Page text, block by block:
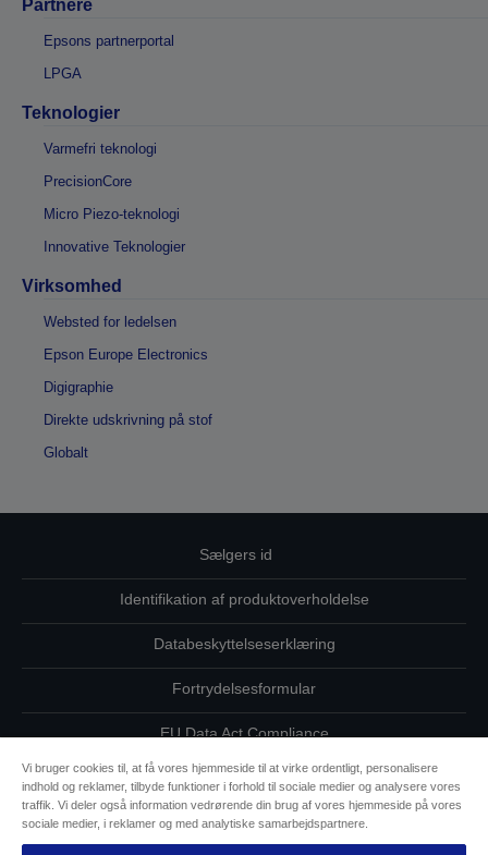
Partnere
Epsons partnerportal
LPGA
Teknologier
Varmefri teknologi
PrecisionCore
Micro Piezo-teknologi
Innovative Teknologier
Virksomhed
Websted for ledelsen
Epson Europe Electronics
Digigraphie
Direkte udskrivning på stof
Globalt
Sælgers id
Identifikation af produktoverholdelse
Databeskyttelseserklæring
Fortrydelsesformular
EU Data Act Compliance
Kontakt os vedrørende dine data
Oplysninger om cookies
Vi bruger cookies til, at få vores hjemmeside til at virke ordentligt, personalisere
indhold og reklamer, tilbyde funktioner i forhold til sociale medier og analysere vores
traffik. Vi deler også information vedrørende din brug af vores hjemmeside på vores
sociale medier, i reklamer og med analytiske samarbejdspartnere.